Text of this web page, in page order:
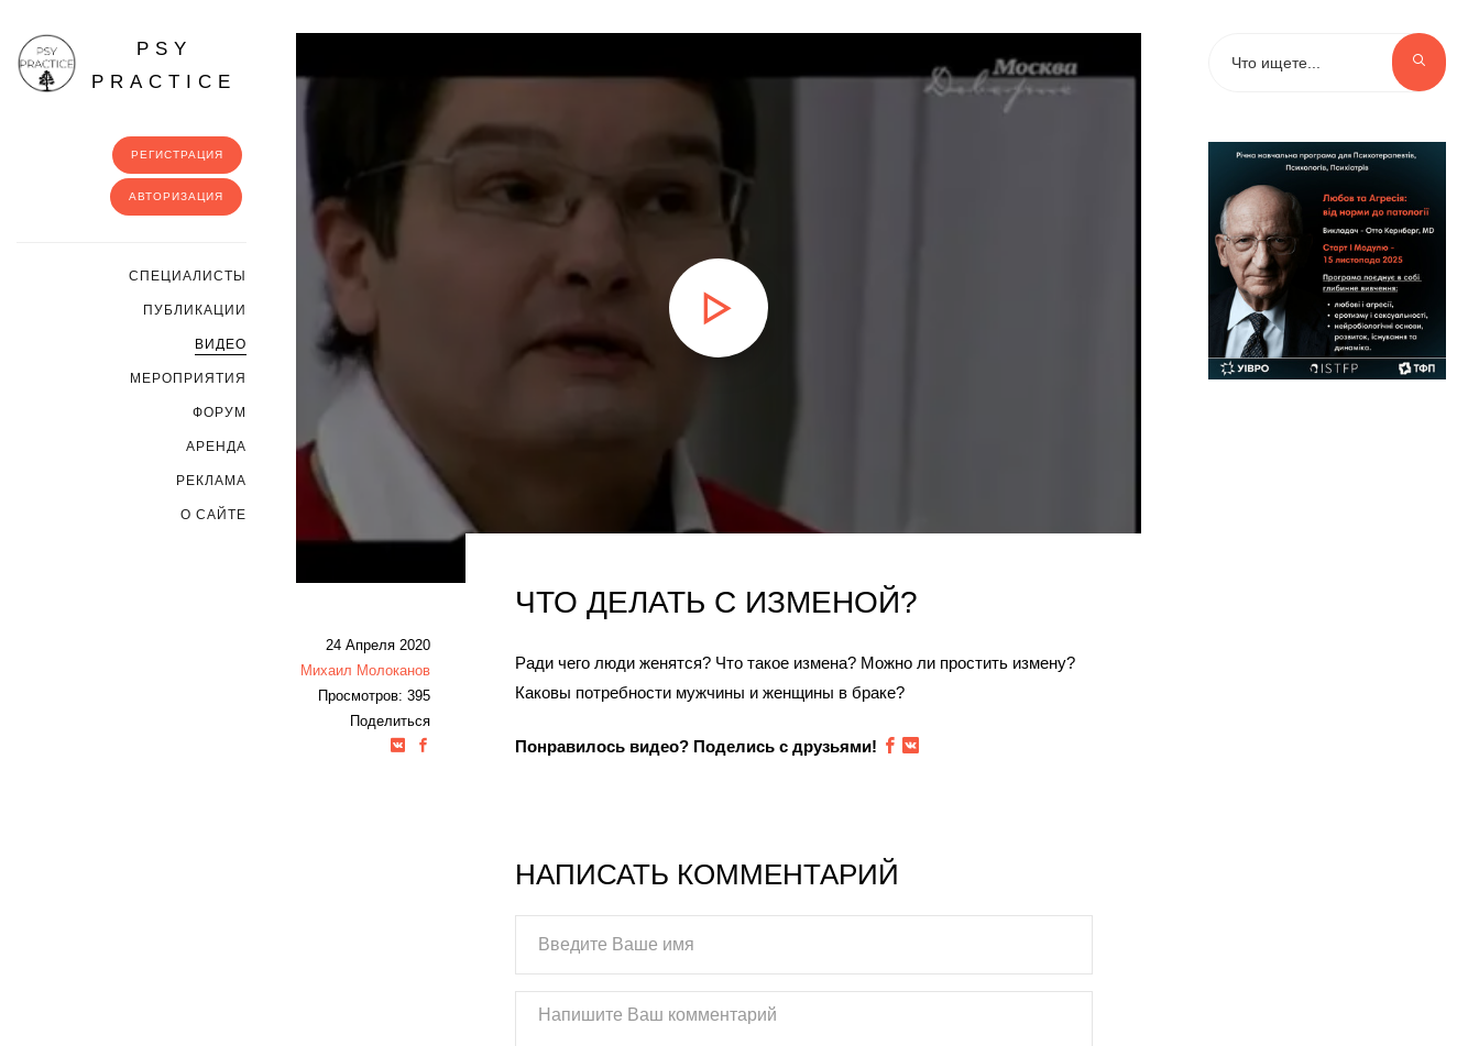
PSY
PRACTICE
РЕГИСТРАЦИЯ
АВТОРИЗАЦИЯ
CПЕЦИАЛИСТЫ
ПУБЛИКАЦИИ
ВИДЕО
МЕРОПРИЯТИЯ
ФОРУМ
АРЕНДА
РЕКЛАМА
О САЙТЕ
ЧТО ДЕЛАТЬ С ИЗМЕНОЙ?
24 Апреля 2020
Михаил Молоканов
Просмотров: 395
Поделиться
Ради чего люди женятся? Что такое измена? Можно ли простить измену?
Каковы потребности мужчины и женщины в браке?
Понравилось видео? Поделись с друзьями!
НАПИСАТЬ КОММЕНТАРИЙ